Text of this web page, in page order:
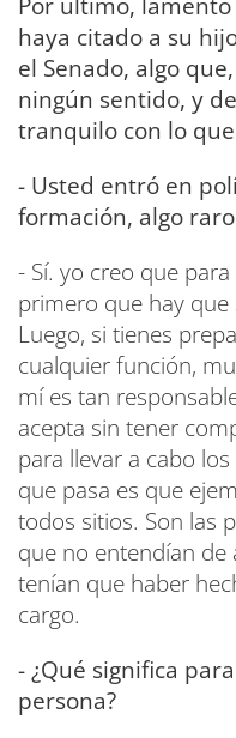
haya citado a su
el Senado, algo
ningún sentido, y
tranquilo con lo
- Usted entró en
formación, algo
- Sí. yo creo que
primero que hay
Luego, si tienes
cualquier función,
mí es tan
acepta sin tener
para llevar a cabo
que pasa es que
todos sitios. Son las
que no entendían de
tenían que haber
cargo.
- ¿Qué significa
persona?